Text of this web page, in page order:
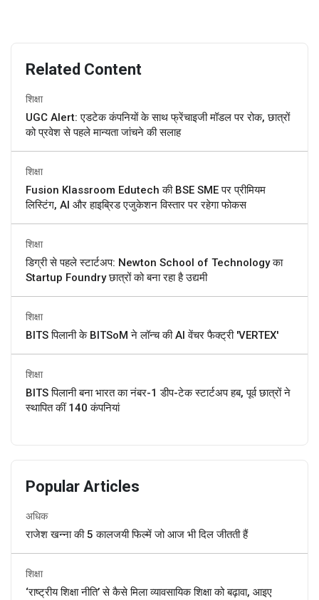
Related Content
शिक्षा
UGC Alert: एडटेक कंपनियों के साथ फ्रेंचाइजी मॉडल पर रोक, छात्रों
को प्रवेश से पहले मान्यता जांचने की सलाह
शिक्षा
Fusion Klassroom Edutech की BSE SME पर प्रीमियम
लिस्टिंग, AI और हाइब्रिड एजुकेशन विस्तार पर रहेगा फोकस
शिक्षा
डिग्री से पहले स्टार्टअप: Newton School of Technology का
Startup Foundry छात्रों को बना रहा है उद्यमी
शिक्षा
BITS पिलानी के BITSoM ने लॉन्च की AI वेंचर फैक्ट्री 'VERTEX'
शिक्षा
BITS पिलानी बना भारत का नंबर-1 डीप-टेक स्टार्टअप हब, पूर्व छात्रों ने
स्थापित कीं 140 कंपनियां
Popular Articles
अधिक
राजेश खन्ना की 5 कालजयी फिल्में जो आज भी दिल जीतती हैं
शिक्षा
‘राष्ट्रीय शिक्षा नीति’ से कैसे मिला व्यावसायिक शिक्षा को बढ़ावा, आइए